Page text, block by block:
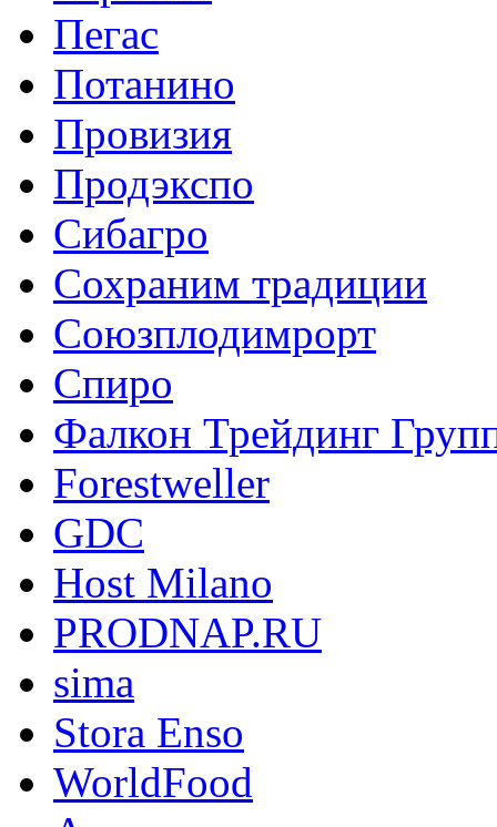
Пегас
Потанино
Провизия
Продэкспо
Сибагро
Сохраним традиции
Союзплодимрорт
Спиро
Фалкон Трейдинг
Forestweller
GDC
Host Milano
PRODNAP.RU
sima
Stora Enso
WorldFood